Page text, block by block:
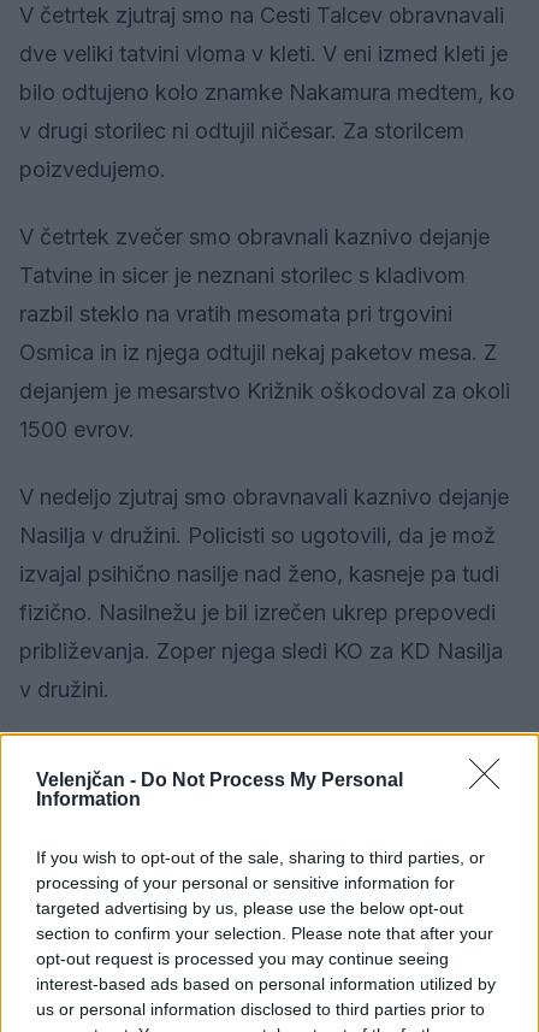
Velenjčan - Do Not Process My Personal
Information
If you wish to opt-out of the sale, sharing to third parties, or
processing of your personal or sensitive information for
targeted advertising by us, please use the below opt-out
section to confirm your selection. Please note that after your
opt-out request is processed you may continue seeing
interest-based ads based on personal information utilized by
us or personal information disclosed to third parties prior to
V četrtek zjutraj smo na Cesti Talcev obravnavali
dve veliki tatvini vloma v kleti. V eni izmed kleti je
bilo odtujeno kolo znamke Nakamura medtem, ko
v drugi storilec ni odtujil ničesar. Za storilcem
poizvedujemo.
V četrtek zvečer smo obravnali kaznivo dejanje
Tatvine in sicer je neznani storilec s kladivom
razbil steklo na vratih mesomata pri trgovini
Osmica in iz njega odtujil nekaj paketov mesa. Z
dejanjem je mesarstvo Križnik oškodoval za okoli
1500 evrov.
V nedeljo zjutraj smo obravnavali kaznivo dejanje
Nasilja v družini. Policisti so ugotovili, da je mož
izvajal psihično nasilje nad ženo, kasneje pa tudi
fizično. Nasilnežu je bil izrečen ukrep prepovedi
približevanja. Zoper njega sledi KO za KD Nasilja
v družini.
V ponedeljek zjutraj smo bili obveščeni o vlomu v
kontejner v Lokovici. Neznani storilec je pristopil
preščipnil obešanko in iz notranjosti odtujil
bencinsko rezalko za beton znamke Wacker
Neuson, tip BTS 635 S, tov. št. 18026384, int. št.
2399, št.letnik 2017. Materialna škoda znaša okoli
2000 eur. Za storilcem poizvedujemo